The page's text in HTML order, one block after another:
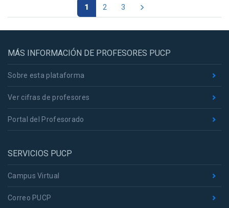
1 2 3
MÁS INFORMACIÓN DE PROFESORES PUCP
Sobre esta plataforma
Ver cifras de profesores
Portal del Profesorado
SERVICIOS PUCP
Campus Virtual
Correo PUCP